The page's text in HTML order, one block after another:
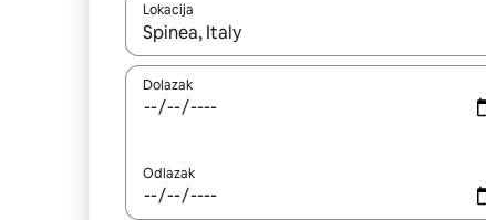
Lokacija
Kada budu dostupni rezultati, moći ćete ih
Dolazak
Odlazak